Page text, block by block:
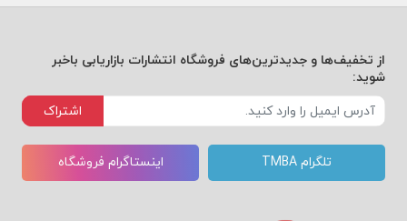
از تخفیف‌ها و جدیدترین‌های فروشگاه انتشارات بازاریابی باخبر
شوید:
اشتراک
تلگرام TMBA اینستاگرام فروشگاه